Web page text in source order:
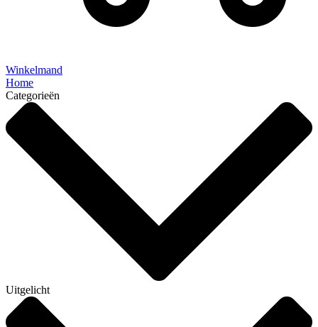
Winkelmand
Home
Categorieën
Uitgelicht